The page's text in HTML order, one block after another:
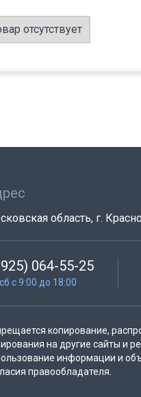
отсутствует
область, г.
064-55-25
с 9:00 до 18:00
копирование,
на другие сайты и
информации и
правообладателя.